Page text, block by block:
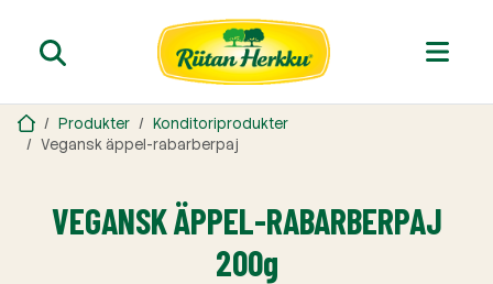
Produkter
Konditoriprodukter
Vegansk äppel-rabarberpaj
VEGANSK ÄPPEL-RABARBERPAJ
200g